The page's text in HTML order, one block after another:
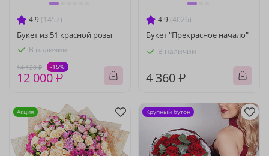
4.9 (1457)
Букет из 51 красной розы
В наличии
14 120 ₽ -15%
12 000 ₽
4.9 (4026)
Букет "Прекрасное начало"
В наличии
4 360 ₽
Акция Крупный бутон